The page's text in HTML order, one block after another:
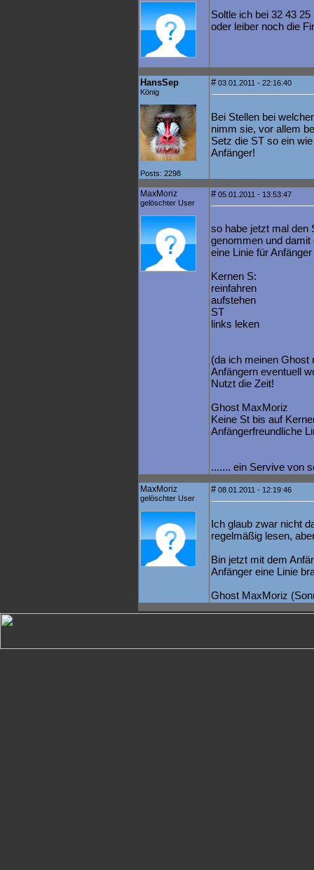
Soltle ich bei 32 43
oder leiber noch die
HansSep
König
Posts: 2298
#03.01.2011 - 22:16:40
Bei Stellen bei
nimm sie, vor allem
Setz die ST so ein
Anfänger!
MaxMoriz
gelöschter User
#05.01.2011 - 13:53:47
so habe jetzt mal den
genommen und
eine Linie für
Kernen S:
reinfahren
aufstehen
ST
links leken
(da ich meinen Ghost
Anfängern eventuell
Nutzt die Zeit!
Ghost MaxMoriz
Keine St bis auf
Anfängerfreundliche
....... ein Servive von
MaxMoriz
gelöschter User
#08.01.2011 - 12:19:46
Ich glaub zwar nicht
regelmäßig lesen,
Bin jetzt mit dem
Anfänger eine Linie
Ghost MaxMoriz